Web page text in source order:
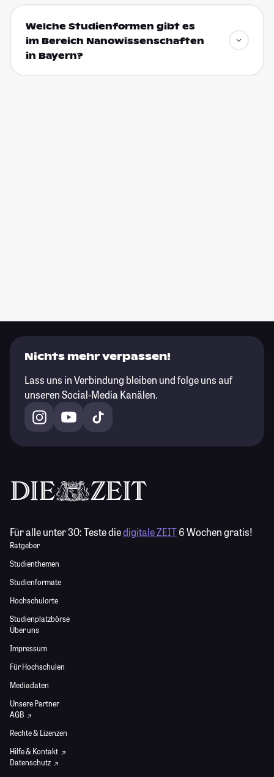
Welche Studienformen gibt es
im Bereich Nanowissenschaften
in Bayern?
Nichts mehr verpassen!
Lass uns in Verbindung bleiben und folge uns auf
unseren Social-Media Kanälen.
Für alle unter 30:Teste diedigitale ZEIT6 Wochen gratis!
Ratgeber
Studienthemen
Studienformate
Hochschulorte
Studienplatzbörse
Über uns
Impressum
Für Hochschulen
Mediadaten
Unsere Partner
AGB
Rechte & Lizenzen
Hilfe & Kontakt
Datenschutz